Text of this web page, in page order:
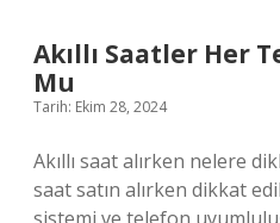
Akıllı Saatler Her
Mu
Tarih: Ekim 28, 2024
Akıllı saat alırken nelere
saat satın alırken dikkat